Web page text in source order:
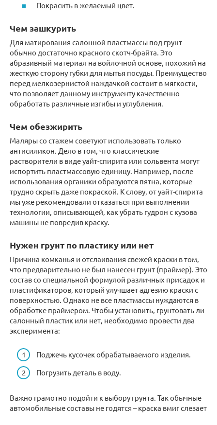
Покрасить в желаемый цвет.
Чем зашкурить
Для матирования салонной пластмассы под грунт
обычно достаточно красного скотч-брайта. Это
абразивный материал на войлочной основе, похожий на
жесткую сторону губки для мытья посуды. Преимущество
перед мелкозернистой наждачкой состоит в мягкости,
что позволяет данному инструменту качественно
обработать различные изгибы и углубления.
Чем обезжирить
Маляры со стажем советуют использовать только
антисиликон. Дело в том, что классические
растворители в виде уайт-спирита или сольвента могут
испортить пластмассовую единицу. Например, после
использования органики образуются пятна, которые
трудно скрыть даже покраской. К слову, от уайт-спирита
мы уже рекомендовали отказаться при выполнении
технологии, описывающей, как убрать гудрон с кузова
машины не повредив краску.
Нужен грунт по пластику или нет
Причина комканья и отслаивания свежей краски в том,
что предварительно не был нанесен грунт (праймер). Это
состав со специальной формулой различных присадок и
пластификаторов, который улучшает адгезию краски с
поверхностью. Однако не все пластмассы нуждаются в
обработке праймером. Чтобы установить, грунтовать ли
салонный пластик или нет, необходимо провести два
эксперимента:
Поджечь кусочек обрабатываемого изделия.
Погрузить деталь в воду.
Важно грамотно подойти к выбору грунта. Так обычные
автомобильные составы не годятся – краска вмиг слезает